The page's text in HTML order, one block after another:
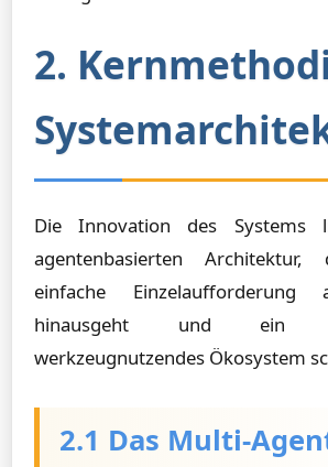
2.
Die Innovation des Systems
agentenbasierten
einfache
hinausgeht und ein
werkzeugnutzendes Ökosystem
2.1 Das Multi-